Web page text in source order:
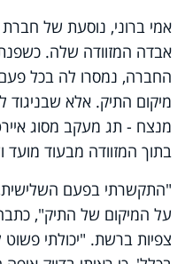
אמי ברוני, נוסעת של
אבדה המזוודה שלה.
החברה, נמסרו לה בכל פעם
מיקום התיק. אלא
מנצח - תג מעקב מסוג
בתוך המזוודה מבעוד מועד
"התקשרתי בפעם השלישית,
על המיקום של התיק", כתבה
צפיות ברשת. "יכולתי